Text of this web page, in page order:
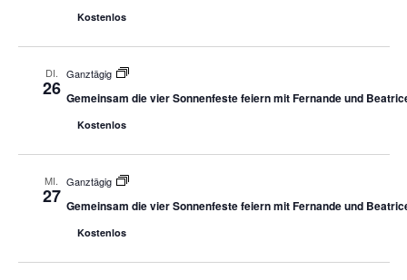
Kostenlos
DI.
26
Ganztägig
Gemeinsam die vier Sonnenfeste feiern mit Fernande und
Kostenlos
MI.
27
Ganztägig
Gemeinsam die vier Sonnenfeste feiern mit Fernande und
Kostenlos